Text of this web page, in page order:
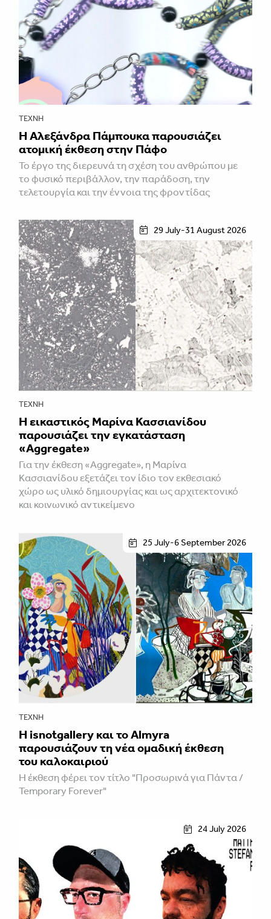
ΤΈΧΝΗ
Η Αλεξάνδρα Πάμπουκα παρουσιάζει
ατομική έκθεση στην Πάφο
Το έργο της διερευνά τη σχέση του ανθρώπου με
το φυσικό περιβάλλον, την παράδοση, την
τελετουργία και την έννοια της φροντίδας
29 July-31 August 2026
ΤΈΧΝΗ
Η εικαστικός Μαρίνα Κασσιανίδου
παρουσιάζει την εγκατάσταση
«Aggregate»
Για την έκθεση «Aggregate», η Μαρίνα
Κασσιανίδου εξετάζει τον ίδιο τον εκθεσιακό
χώρο ως υλικό δημιουργίας και ως αρχιτεκτονικό
και κοινωνικό αντικείμενο
25 July-6 September 2026
ΤΈΧΝΗ
Η isnotgallery και το Almyra
παρουσιάζουν τη νέα ομαδική έκθεση
του καλοκαιριού
Η έκθεση φέρει τον τίτλο "Προσωρινά για Πάντα /
Temporary Forever"
24 July 2026